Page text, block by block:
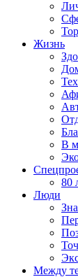
Жизнь
В
80
Люди
Между